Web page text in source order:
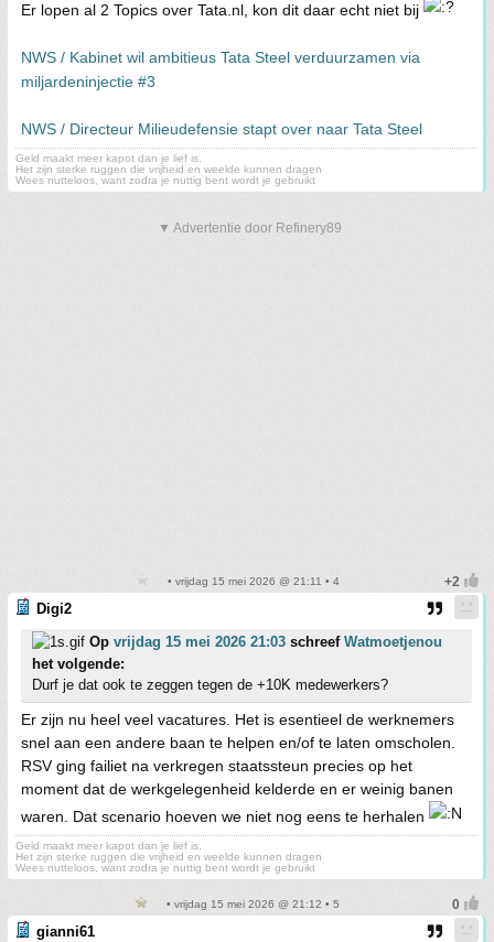
Er lopen al 2 Topics over Tata.nl, kon dit daar echt niet bij
NWS / Kabinet wil ambitieus Tata Steel verduurzamen via
miljardeninjectie #3
NWS / Directeur Milieudefensie stapt over naar Tata Steel
Geld maakt meer kapot dan je lief is.
Het zijn sterke ruggen die vrijheid en weelde kunnen dragen
Wees nutteloos, want zodra je nuttig bent wordt je gebruikt
▼ Advertentie door Refinery89
• vrijdag 15 mei 2026 @ 21:11 • 4
Digi2
Op vrijdag 15 mei 2026 21:03 schreef Watmoetjenou
het volgende:
Durf je dat ook te zeggen tegen de +10K medewerkers?
Er zijn nu heel veel vacatures. Het is esentieel de werknemers
snel aan een andere baan te helpen en/of te laten omscholen.
RSV ging failiet na verkregen staatssteun precies op het
moment dat de werkgelegenheid kelderde en er weinig banen
waren. Dat scenario hoeven we niet nog eens te herhalen
Geld maakt meer kapot dan je lief is.
Het zijn sterke ruggen die vrijheid en weelde kunnen dragen
Wees nutteloos, want zodra je nuttig bent wordt je gebruikt
• vrijdag 15 mei 2026 @ 21:12 • 5
gianni61